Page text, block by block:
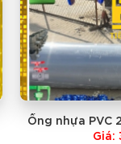
Ống nhựa PVC
Giá: